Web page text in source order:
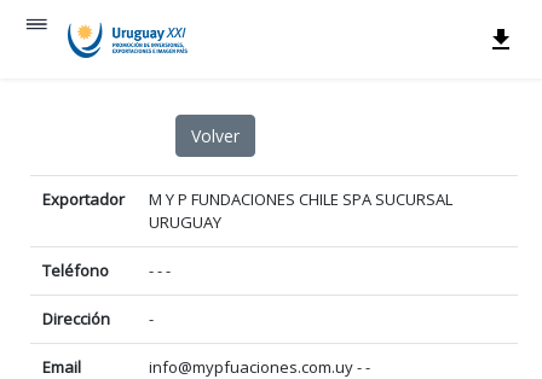
Exportador
M Y P FUNDACIONES CHILE SPA SUCURSAL
URUGUAY
Teléfono - - -
Dirección -
Email info@mypfuaciones.com.uy - -